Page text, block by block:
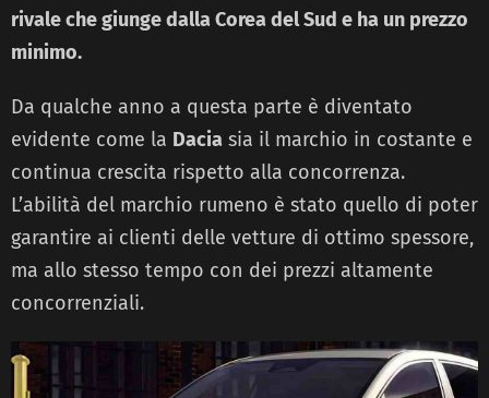
rivale che giunge dalla Corea del Sud e ha un prezzo
minimo.
Da qualche anno a questa parte è diventato
evidente come la Dacia sia il marchio in costante e
continua crescita rispetto alla concorrenza.
L’abilità del marchio rumeno è stato quello di poter
garantire ai clienti delle vetture di ottimo spessore,
ma allo stesso tempo con dei prezzi altamente
concorrenziali.